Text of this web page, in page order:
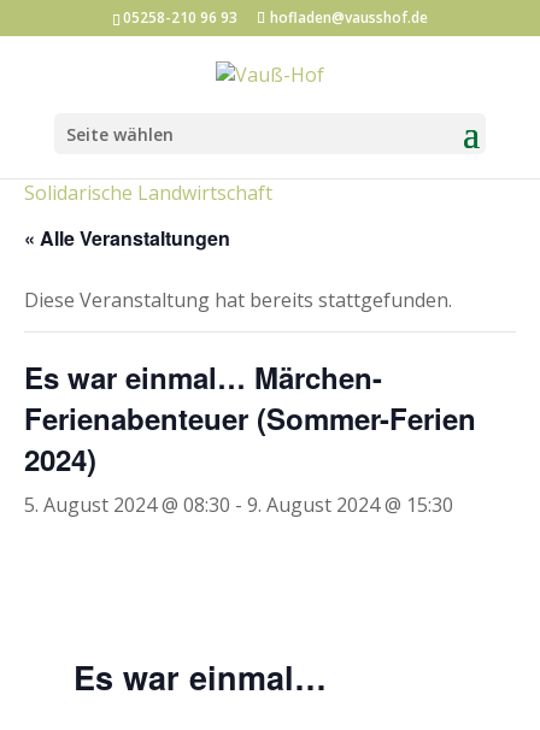
05258-210 96 93 hofladen@vausshof.de
Seite wählen
Solidarische Landwirtschaft
« Alle Veranstaltungen
Diese Veranstaltung hat bereits stattgefunden.
Es war einmal… Märchen-
Ferienabenteuer (Sommer-Ferien
2024)
5. August 2024 @ 08:30 - 9. August 2024 @ 15:30
Es war einmal…